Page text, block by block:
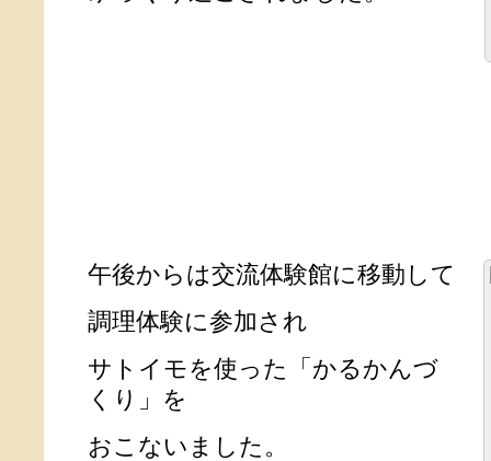
午後からは交流体験館に移動して
調理体験に参加され
サトイモを使った「かるかんづ
くり」を
おこないました。